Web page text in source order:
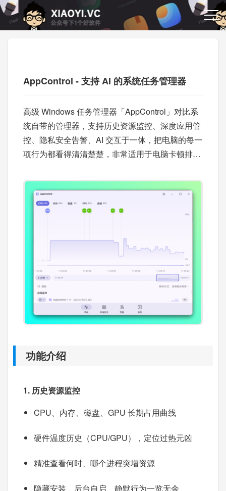
AppControl - 支持 AI 的系统任务管理器
高级 Windows 任务管理器「AppControl」对比系
统自带的管理器，支持历史资源监控、深度应用管
控、隐私安全告警、AI 交互于一体，把电脑的每一
项行为都看得清清楚楚，非常适用于电脑卡顿排
功能介绍
1. 历史资源监控
CPU、内存、磁盘、GPU 长期占用曲线
硬件温度历史（CPU/GPU），定位过热元凶
精准查看何时、哪个进程突增资源
隐藏安装、后台自启、静默行为一览无余